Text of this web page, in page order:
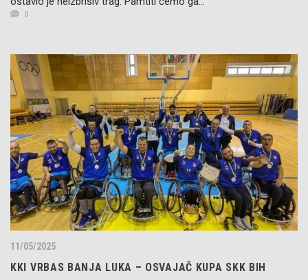
0
11/05/2025
KKI VRBAS BANJA LUKA – OSVAJAČ KUPA SKK BIH